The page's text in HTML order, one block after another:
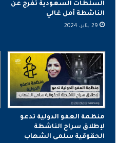
السلطات السعودية تفرج عن
الناشطة أمل غالي
29 يناير، 2024
منظمة العفو الدولية تدعو
لإطلاق سراح الناشطة
الحقوقية سلمى الشهاب